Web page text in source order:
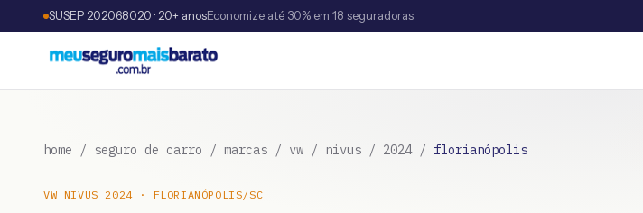
SUSEP 202068020 · 20+ anosEconomize até 30% em 18 seguradoras
home / seguro de carro / marcas / vw / nivus / 2024/ florianópolis
VW NIVUS 2024· FLORIANÓPOLIS/SC